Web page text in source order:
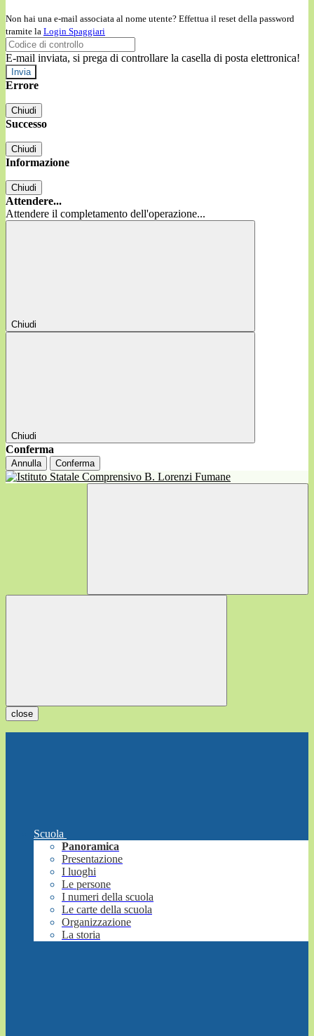
Non hai una e-mail associata al nome utente? Effettua il reset della password
tramite la Login Spaggiari
E-mail inviata, si prega di controllare la casella di posta elettronica!
Errore
Chiudi
Successo
Chiudi
Informazione
Chiudi
Attendere...
Attendere il completamento dell'operazione...
Chiudi
Chiudi
Conferma
Annulla Conferma
close
Scuola
Panoramica
Presentazione
I luoghi
Le persone
I numeri della scuola
Le carte della scuola
Organizzazione
La storia